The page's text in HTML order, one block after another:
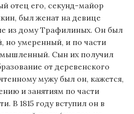
отец его, секунд-майор
был женат на девице
из дому Трафилиных. Он был
но умеренный, и по части
Сын их получил
от деревенского
мужу был он, кажется,
и занятиям по части
В 1815 году вступил он в